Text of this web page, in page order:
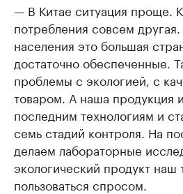
— В Китае ситуация проще.
потребления совсем
населения это большая
достаточно обеспеченные.
проблемы с экологией, с
товаром. А наша продукция
последним технологиям и
семь стадий контроля. На
делаем лабораторные
экологический продукт наш
пользоваться спросом.